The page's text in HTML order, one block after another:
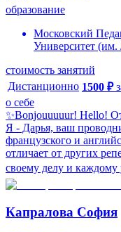
образование
Московский
Университет
стоимость занятий
Дистанционно 1500 ₽
о себе
✨Bonjouuuuur! Hello!
Я - Дарья, ваш
французского и
отличает от других
своему делу и
Капралова София